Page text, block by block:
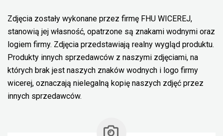
Zdjęcia zostały wykonane przez firmę FHU WICEREJ,
stanowią jej własność, opatrzone są znakami wodnymi oraz
logiem firmy. Zdjęcia przedstawiają realny wygląd produktu.
Produkty innych sprzedawców z naszymi zdjęciami, na
których brak jest naszych znaków wodnych i logo firmy
wicerej, oznaczają nielegalną kopię naszych zdjęć przez
innych sprzedawców.